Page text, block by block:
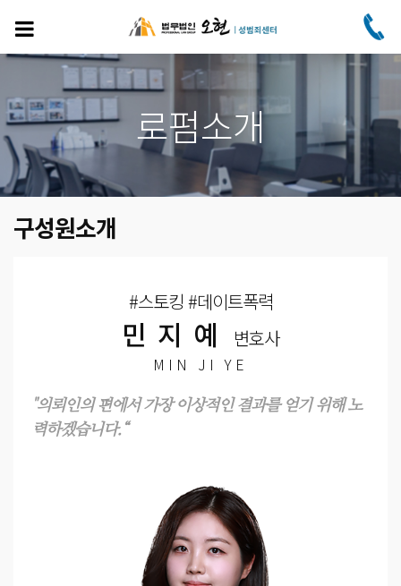
주
요
콘
로
건
너
뛰
기
로펌소개
구성원소개
#스토킹 #데이트폭력
민지예 변호사
MIN JI YE
"의뢰인의 편에서 가장 이상적인 결과를 얻기 위해 노
력하겠습니다.“